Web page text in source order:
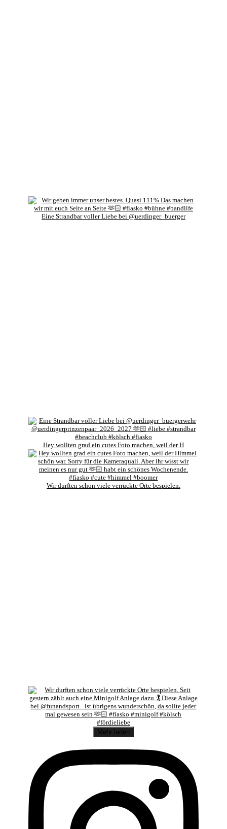
Eine Strandbar voller Liebe bei @uerdinger_buerger
Hey wollten grad ein cutes Foto machen, weil der H
Wir durften schon viele verrückte Orte bespielen.
Mehr laden